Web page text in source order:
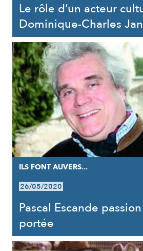
Le rôle d’un acteur
Dominique-Charles
ILS FONT AUVERS...
26/05/2020
Pascal Escande
portée